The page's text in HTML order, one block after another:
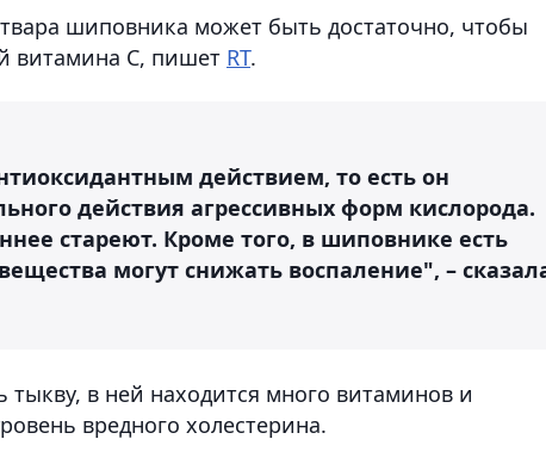
шиповника может быть достаточно, чтобы
витамина С, пишет RT.
действием, то есть он
действия агрессивных форм кислорода.
стареют. Кроме того, в шиповнике есть
могут снижать воспаление", –
тыкву, в ней находится много витаминов и
вредного холестерина.